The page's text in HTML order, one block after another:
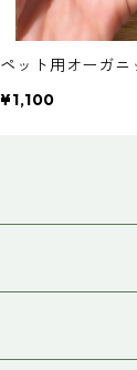
ペット用オーガニ
¥1,100